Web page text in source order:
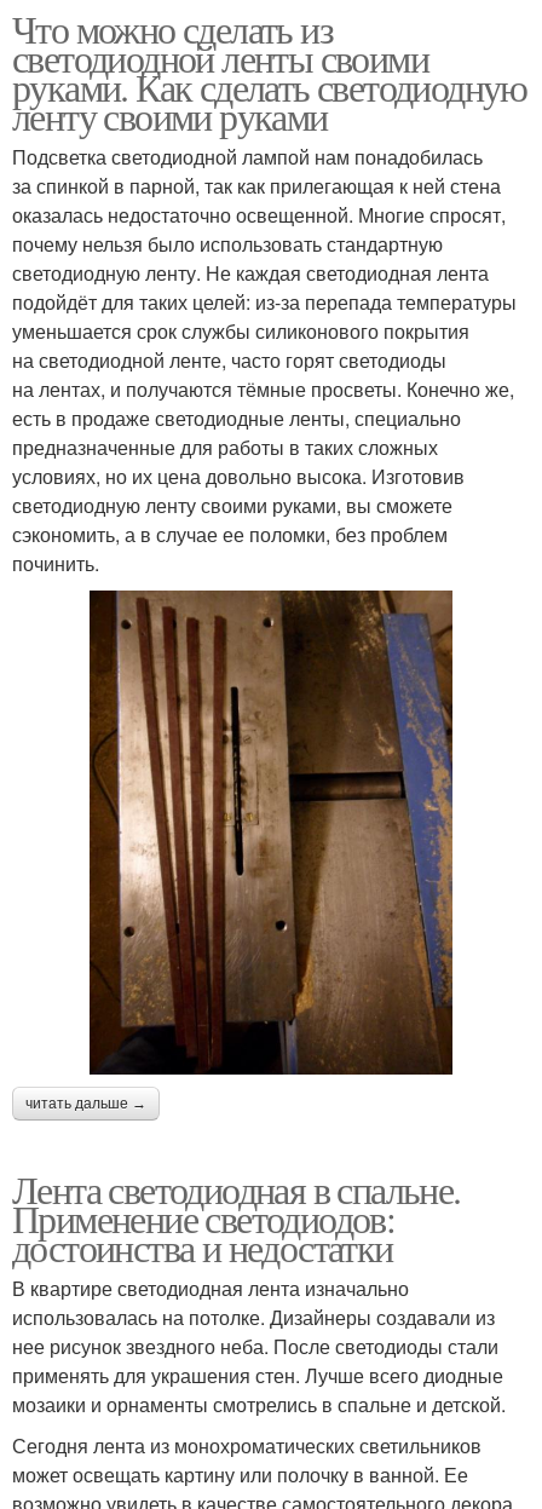
Что можно сделать из
светодиодной ленты своими
руками. Как сделать светодиодную
ленту своими руками
Подсветка светодиодной лампой нам понадобилась
за спинкой в парной, так как прилегающая к ней стена
оказалась недостаточно освещенной. Многие спросят,
почему нельзя было использовать стандартную
светодиодную ленту. Не каждая светодиодная лента
подойдёт для таких целей: из-за перепада температуры
уменьшается срок службы силиконового покрытия
на светодиодной ленте, часто горят светодиоды
на лентах, и получаются тёмные просветы. Конечно же,
есть в продаже светодиодные ленты, специально
предназначенные для работы в таких сложных
условиях, но их цена довольно высока. Изготовив
светодиодную ленту своими руками, вы сможете
сэкономить, а в случае ее поломки, без проблем
починить.
читать дальше →
Лента светодиодная в спальне.
Применение светодиодов:
достоинства и недостатки
В квартире светодиодная лента изначально
использовалась на потолке. Дизайнеры создавали из
нее рисунок звездного неба. После светодиоды стали
применять для украшения стен. Лучше всего диодные
мозаики и орнаменты смотрелись в спальне и детской.
Сегодня лента из монохроматических светильников
может освещать картину или полочку в ванной. Ее